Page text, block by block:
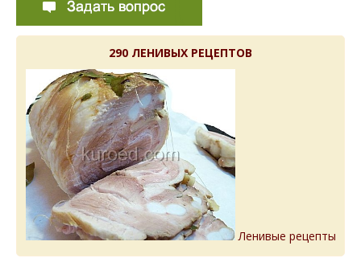
290 ЛЕНИВЫХ РЕЦЕПТОВ
Ленивые рецепты